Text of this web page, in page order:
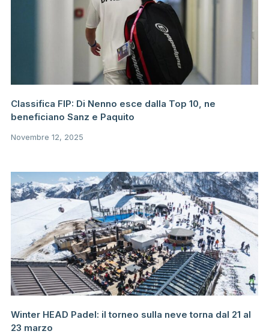
Classifica FIP: Di Nenno esce dalla Top 10, ne
beneficiano Sanz e Paquito
Novembre 12, 2025
Winter HEAD Padel: il torneo sulla neve torna dal 21 al
23 marzo